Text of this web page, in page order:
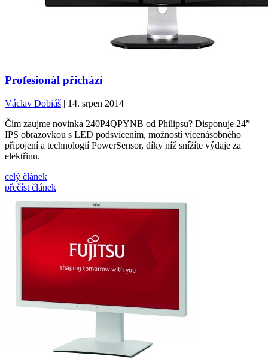
Profesionál přichází
Václav Dobiáš | 14. srpen 2014
Čím zaujme novinka 240P4QPYNB od Philipsu? Disponuje 24”
IPS obrazovkou s LED podsvícením, možností vícenásobného
připojení a technologií PowerSensor, díky níž snížíte výdaje za
elektřinu.
celý článek
přečíst článek